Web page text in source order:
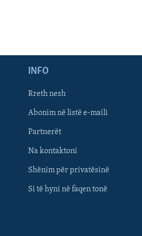
FOLLOW US
INFO
Rreth nesh
Abonim në listë e-maili
Partnerët
Na kontaktoni
Shënim për privatësinë
Si të hyni në faqen tonë